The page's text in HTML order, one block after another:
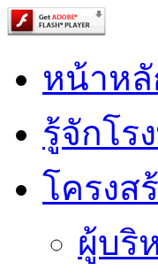
หน้าหลั
รู้จักโร
โครงส
ผู้บริ